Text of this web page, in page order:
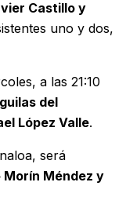
Castillo y
uno y dos,
a las 21:10
del
López Valle.
será
Méndez y